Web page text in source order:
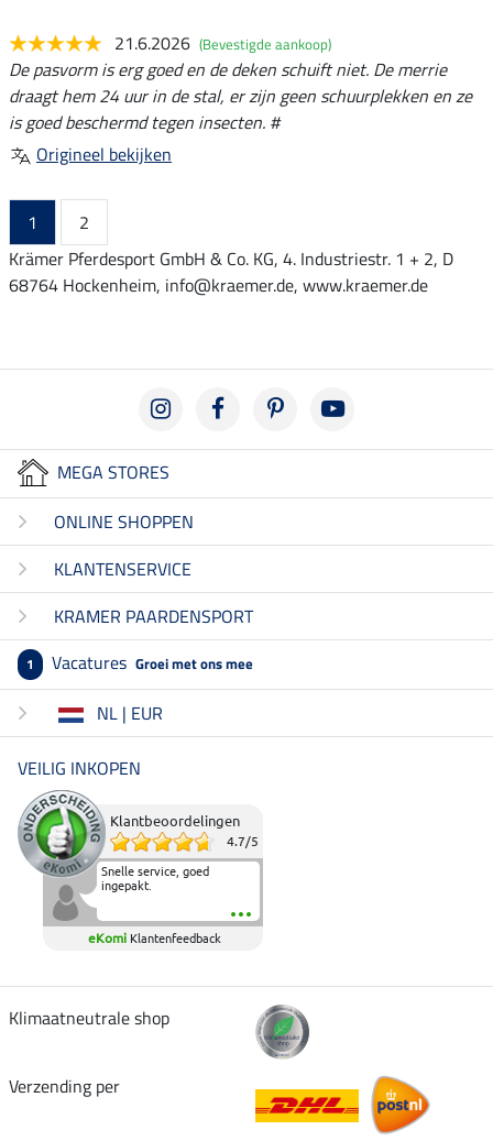
21.6.2026 (Bevestigde aankoop)
De pasvorm is erg goed en de deken schuift niet. De merrie
draagt hem 24 uur in de stal, er zijn geen schuurplekken en ze
is goed beschermd tegen insecten. #
Origineel bekijken
1
2
Krämer Pferdesport GmbH & Co. KG, 4. Industriestr. 1 + 2, D
68764 Hockenheim, info@kraemer.de, www.kraemer.de
MEGA STORES
ONLINE SHOPPEN
KLANTENSERVICE
KRAMER PAARDENSPORT
1 Vacatures Groei met ons mee
NL | EUR
VEILIG INKOPEN
Klantbeoordelingen
4.7/5
Snelle service, goed
ingepakt.
eKomi Klantenfeedback
Klimaatneutrale shop
Verzending per